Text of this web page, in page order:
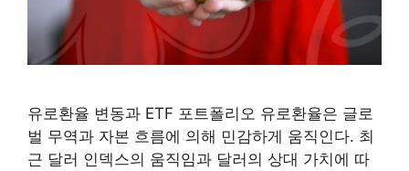
유로환율 변동과 ETF 포트폴리오 유로환율은 글로
벌 무역과 자본 흐름에 의해 민감하게 움직인다. 최
근 달러 인덱스의 움직임과 달러의 상대 가치에 따